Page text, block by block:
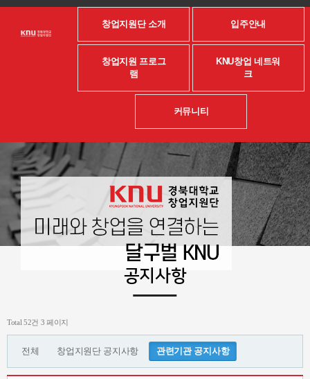
창업지원단 소개 입주안내
창업지원 프로그
램
KNU창업 네트워
크
커뮤니티
공지사항
Total 52건 3 페이지
전체 창업지원단 공지사항 관련기관 공지사항